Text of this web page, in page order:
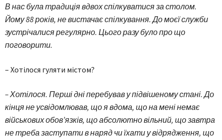
В нас була традиція вдвох спілкуватися за столом.
Йому 88 років, не вистачає спілкування. До моєї служби
зустрічалися регулярно. Цього разу було про що
поговорити.
– Хотілося гуляти містом?
– Хотілося. Перші дні перебував у підвішеному стані. До
кінця не усвідомлював, що я вдома, що на мені немає
військових обов’язків, що абсолютно вільний, що завтра
не треба заступати в наряд чи їхати у відрядження, що